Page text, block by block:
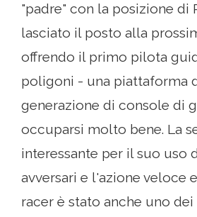
"padre" con la posizione di
lasciato il posto alla
offrendo il primo pilota
poligoni - una piattaforma
generazione di console di
occuparsi molto bene. La
interessante per il suo uso
avversari e l'azione veloce
racer è stato anche uno